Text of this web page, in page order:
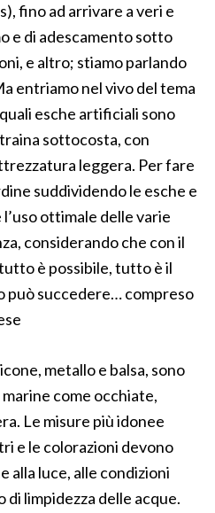
fino ad arrivare a veri e
e di adescamento sotto
e altro; stiamo parlando
entriamo nel vivo del tema
esche artificiali sono
sottocosta, con
leggera. Per fare
suddividendo le esche e
ottimale delle varie
considerando che con il
è possibile, tutto è il
succedere… compreso
metallo e balsa, sono
come occhiate,
Le misure più idonee
e le colorazioni devono
alla luce, alle condizioni
limpidezza delle acque.